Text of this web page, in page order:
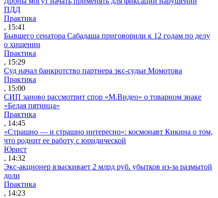
ПДД
Практика
, 15:41
Бывшего сенатора Сабадаша приговорили к 12 годам по делу
о хищении
Практика
, 15:29
Суд начал банкротство партнера экс-судьи Момотова
Практика
, 15:00
СИП заново рассмотрит спор «М.Видео» о товарном знаке
«Белая пятница»
Практика
, 14:45
«Страшно — и страшно интересно»: космонавт Кикина о том,
что роднит ее работу с юридической
Юрист
, 14:32
Экс-акционер взыскивает 2 млрд руб. убытков из-за размытой
доли
Практика
, 14:23